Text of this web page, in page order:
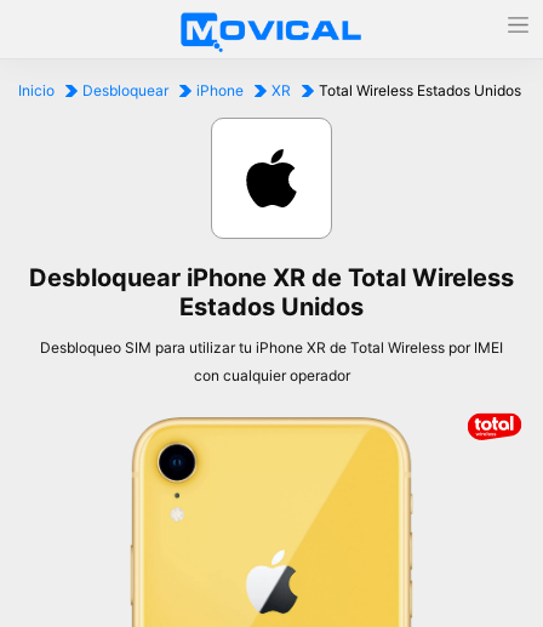
Inicio Desbloquear iPhone XR Total Wireless Estados Unidos
Desbloquear iPhone XR de Total Wireless
Estados Unidos
Desbloqueo SIM para utilizar tu iPhone XR de Total Wireless por IMEI
con cualquier operador